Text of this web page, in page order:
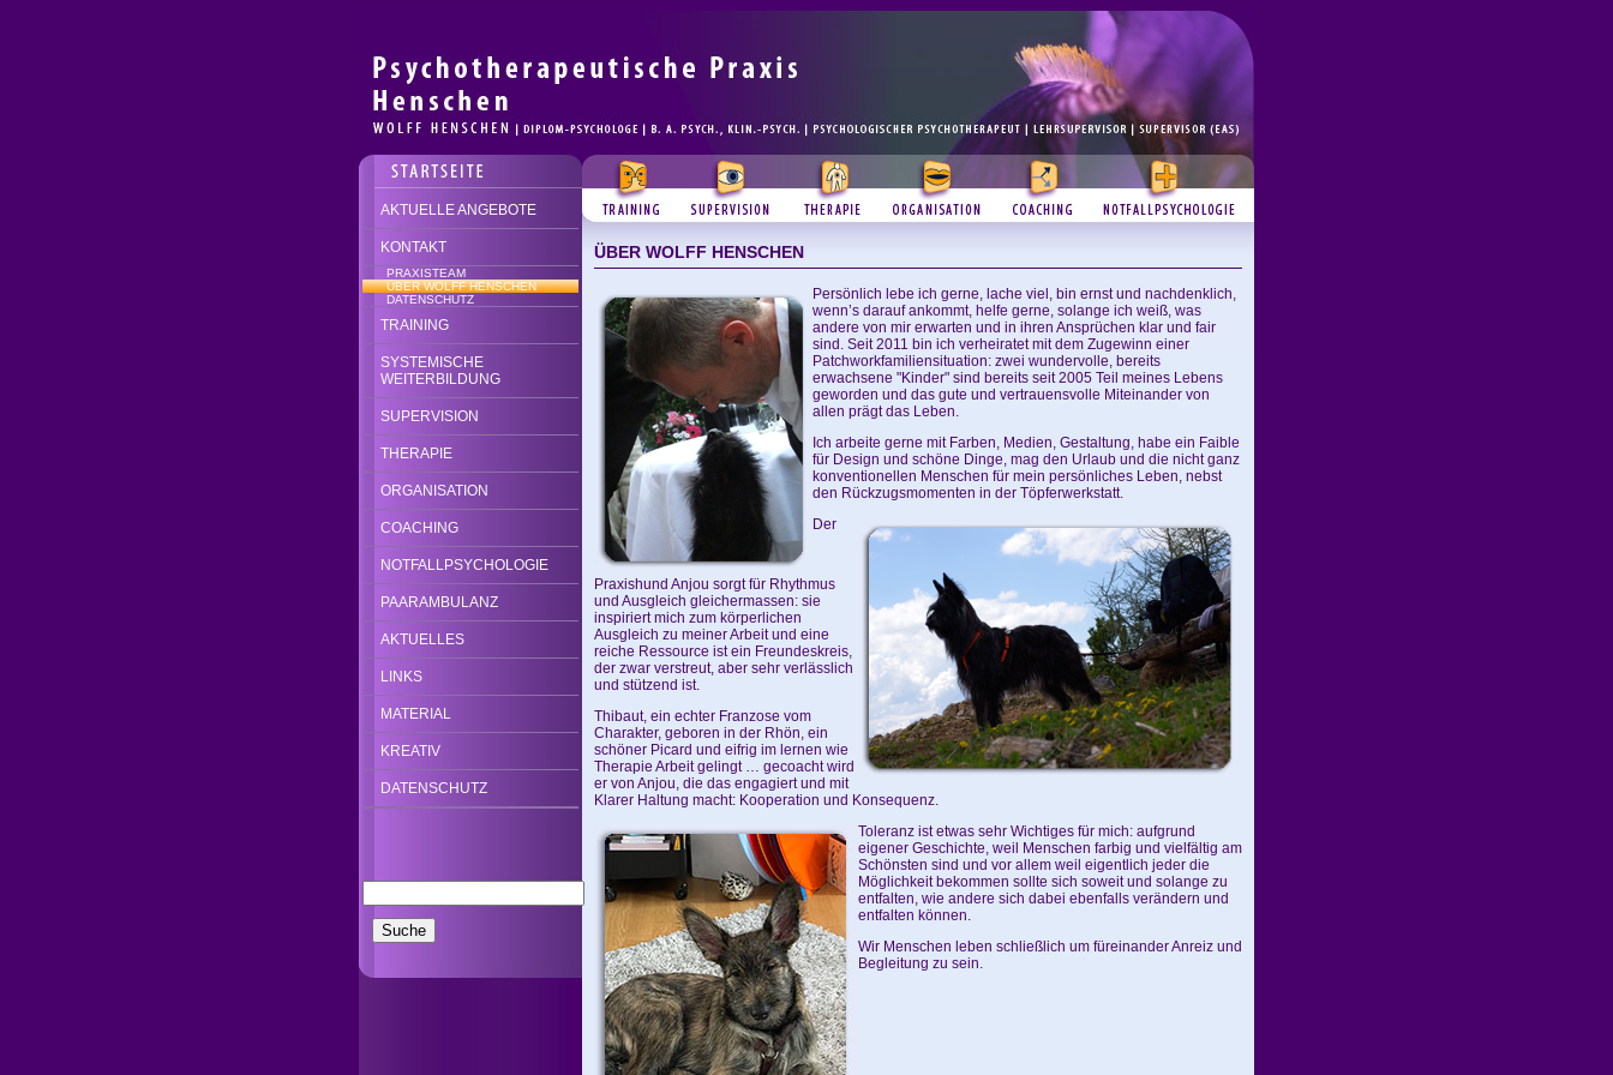
AKTUELLE ANGEBOTE
KONTAKT
PRAXISTEAM
ÜBER WOLFF HENSCHEN
DATENSCHUTZ
TRAINING
SYSTEMISCHE
WEITERBILDUNG
SUPERVISION
THERAPIE
ORGANISATION
COACHING
NOTFALLPSYCHOLOGIE
PAARAMBULANZ
AKTUELLES
LINKS
MATERIAL
KREATIV
DATENSCHUTZ
ÜBER WOLFF HENSCHEN
Persönlich lebe ich gerne, lache viel, bin ernst und nachdenklich,
wenn’s darauf ankommt, helfe gerne, solange ich weiß, was
andere von mir erwarten und in ihren Ansprüchen klar und fair
sind. Seit 2011 bin ich verheiratet mit dem Zugewinn einer
Patchworkfamiliensituation: zwei wundervolle, bereits
erwachsene "Kinder" sind bereits seit 2005 Teil meines Lebens
geworden und das gute und vertrauensvolle Miteinander von
allen prägt das Leben.
Ich arbeite gerne mit Farben, Medien, Gestaltung, habe ein Faible
für Design und schöne Dinge, mag den Urlaub und die nicht ganz
konventionellen Menschen für mein persönliches Leben, nebst
den Rückzugsmomenten in der Töpferwerkstatt.
Der
Praxishund Anjou sorgt für Rhythmus
und Ausgleich gleichermassen: sie
inspiriert mich zum körperlichen
Ausgleich zu meiner Arbeit und eine
reiche Ressource ist ein Freundeskreis,
der zwar verstreut, aber sehr verlässlich
und stützend ist.
Thibaut, ein echter Franzose vom
Charakter, geboren in der Rhön, ein
schöner Picard und eifrig im lernen wie
Therapie Arbeit gelingt … gecoacht wird
er von Anjou, die das engagiert und mit
Klarer Haltung macht: Kooperation und Konsequenz.
Toleranz ist etwas sehr Wichtiges für mich: aufgrund
eigener Geschichte, weil Menschen farbig und vielfältig am
Schönsten sind und vor allem weil eigentlich jeder die
Möglichkeit bekommen sollte sich soweit und solange zu
entfalten, wie andere sich dabei ebenfalls verändern und
entfalten können.
Wir Menschen leben schließlich um füreinander Anreiz und
Begleitung zu sein.